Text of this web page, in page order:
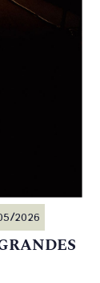
2026